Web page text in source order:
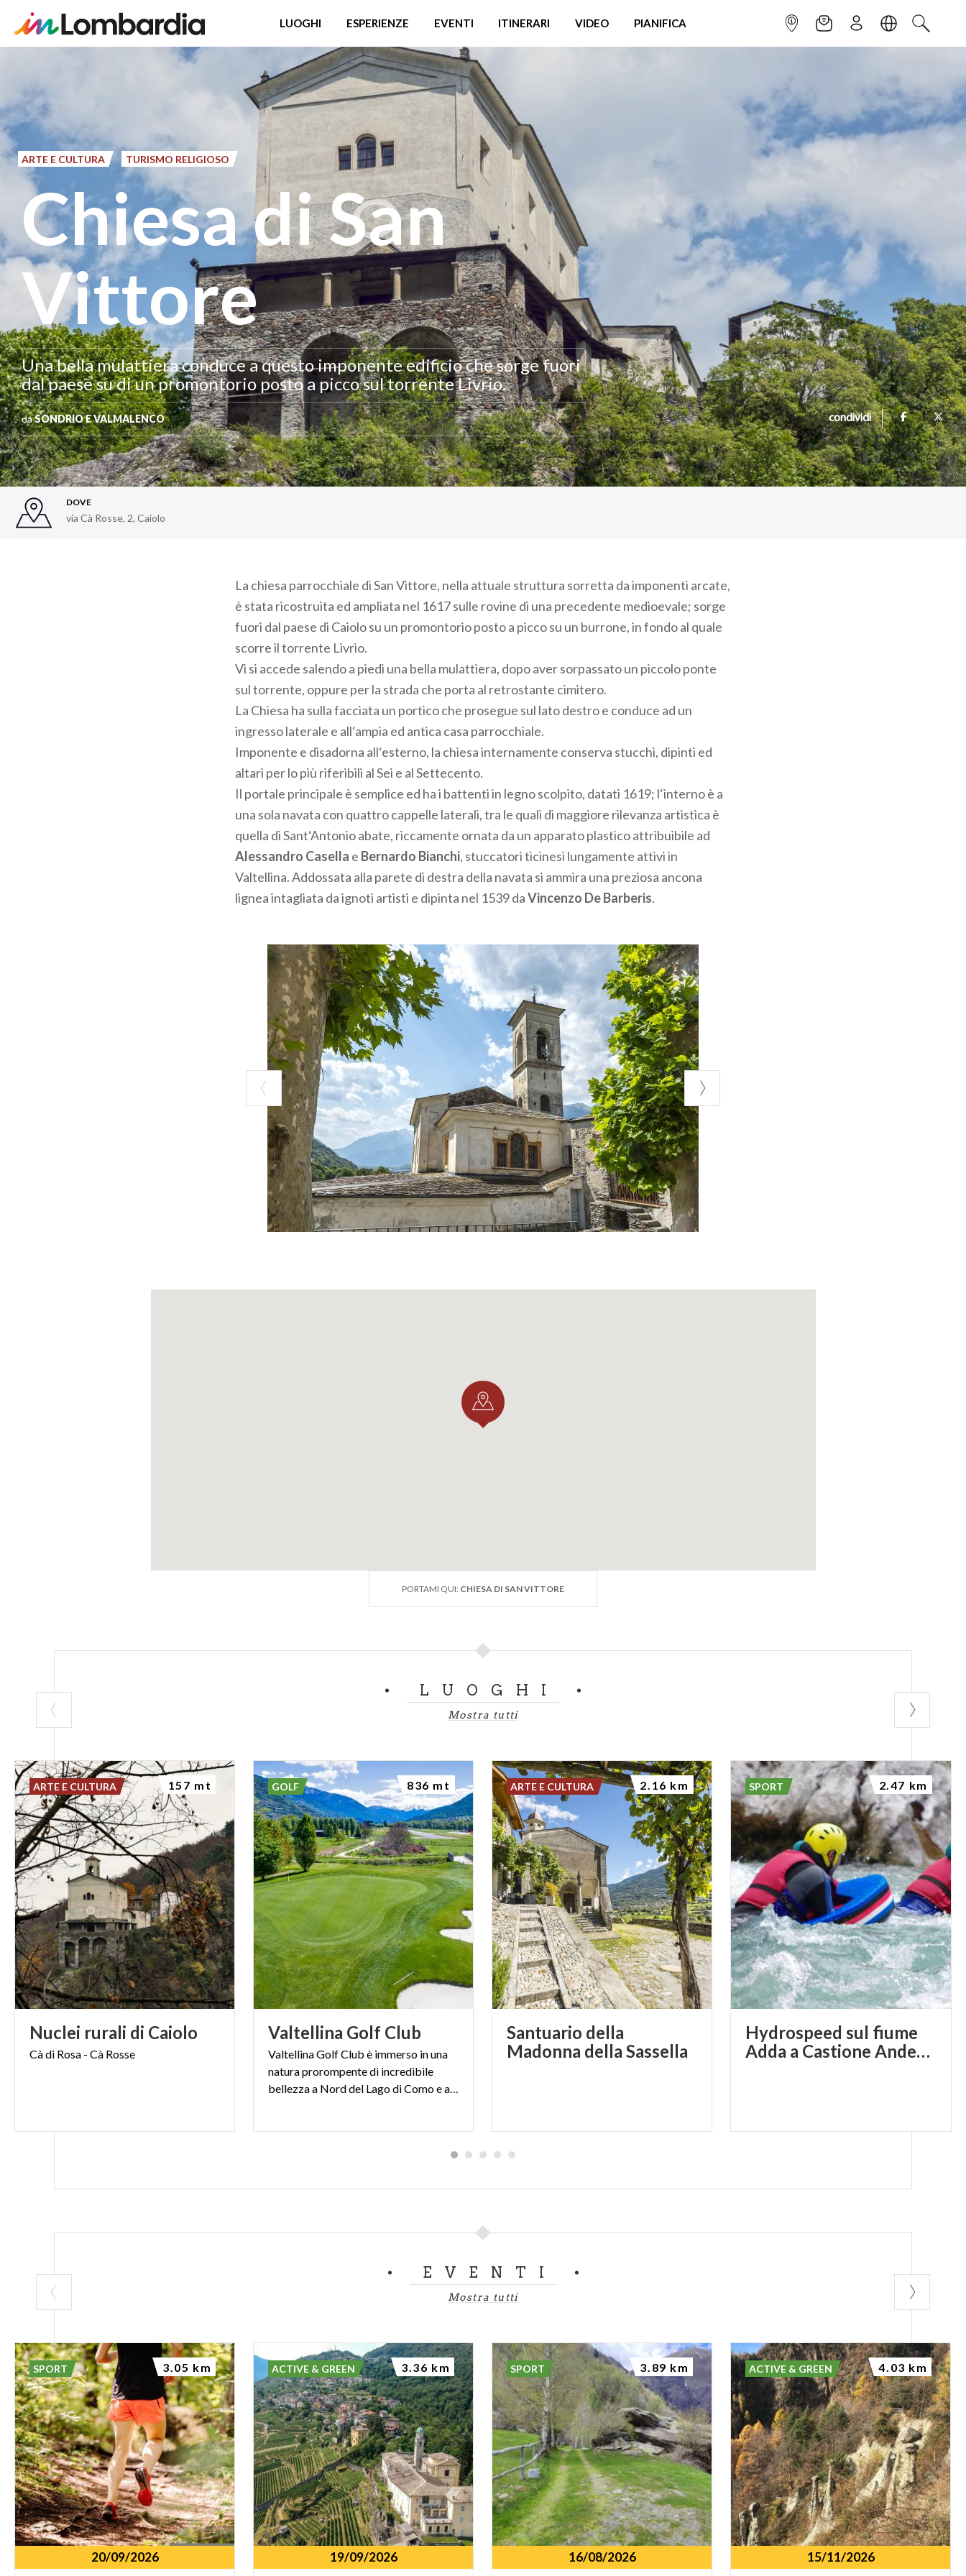
contenuto
principale
LUOGHI ESPERIENZE EVENTI ITINERARI VIDEO PIANIFICA INFOPOINTNEWSLETTER
ISCRIVITILINGUACERCA
ARTE E CULTURA TURISMO RELIGIOSO
Chiesa di San
Vittore
Una bella mulattiera conduce a questo imponente edificio che sorge fuori
dal paese su di un promontorio posto a picco sul torrente Livrio.
daSONDRIO E VALMALENCO condividi
DOVE
via Cà Rosse, 2, Caiolo
La chiesa parrocchiale di San Vittore, nella attuale struttura sorretta da imponenti arcate,
è stata ricostruita ed ampliata nel 1617 sulle rovine di una precedente medioevale; sorge
fuori dal paese di Caiolo su un promontorio posto a picco su un burrone, in fondo al quale
scorre il torrente Livrio.
Vi si accede salendo a piedi una bella mulattiera, dopo aver sorpassato un piccolo ponte
sul torrente, oppure per la strada che porta al retrostante cimitero.
La Chiesa ha sulla facciata un portico che prosegue sul lato destro e conduce ad un
ingresso laterale e all‘ampia ed antica casa parrocchiale.
Imponente e disadorna all‘esterno, la chiesa internamente conserva stucchi, dipinti ed
altari per lo più riferibili al Sei e al Settecento.
Il portale principale è semplice ed ha i battenti in legno scolpito, datati 1619; l‘interno è a
una sola navata con quattro cappelle laterali, tra le quali di maggiore rilevanza artistica è
quella di Sant‘Antonio abate, riccamente ornata da un apparato plastico attribuibile ad
Alessandro Casella e Bernardo Bianchi, stuccatori ticinesi lungamente attivi in
Valtellina. Addossata alla parete di destra della navata si ammira una preziosa ancona
lignea intagliata da ignoti artisti e dipinta nel 1539 daVincenzo De Barberis.
PORTAMI QUI: CHIESA DI SAN VITTORE
LUOGHI
Mostra tutti
Nuclei rurali di Caiolo
Càdi Rosa - Cà Rosse
ARTE E CULTURA 157 mt
Valtellina Golf Club
Valtellina Golf Club è immerso in una
natura prorompente di incredibile
bellezza a Nord del Lago di Como e a due passi da Sondrio.
GOLF 836 mt
Santuario della
Madonna della Sassella
ARTE E CULTURA 2.16 km
Hydrospeed sul fiume
Adda a Castione Andevenno
SPORT 2.47 km
EVENTI
Mostra tutti
20/09/2026
SPORT 3.05 km
19/09/2026
ACTIVE & GREEN 3.36 km
16/08/2026
SPORT 3.89 km
15/11/2026
ACTIVE & GREEN 4.03 km